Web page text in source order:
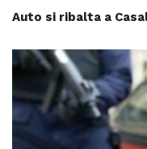
Auto si ribalta a